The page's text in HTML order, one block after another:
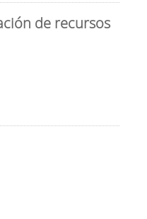
de recursos